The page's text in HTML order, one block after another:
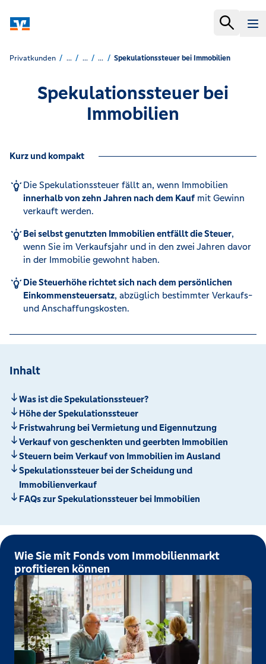
Privatkunden ... ... ... Spekulationssteuer bei Immobilien
Spekulationssteuer bei
Immobilien
Kurz und kompakt
Die Spekulationssteuer fällt an, wenn Immobilien
innerhalb von zehn Jahren nach dem Kaufmit Gewinn
verkauft werden.
Bei selbst genutzten Immobilien entfällt die Steuer,
wenn Sie im Verkaufsjahr und in den zwei Jahren davor
in der Immobilie gewohnt haben.
Die Steuerhöhe richtet sich nach dem persönlichen
Einkommensteuersatz, abzüglich bestimmter Verkaufs-
und Anschaffungskosten.
Inhalt
Was ist die Spekulationssteuer?
Höhe der Spekulationssteuer
Fristwahrung bei Vermietung und Eigennutzung
Verkauf von geschenkten und geerbten Immobilien
Steuern beim Verkauf von Immobilien im Ausland
Spekulationssteuer bei der Scheidung und
Immobilienverkauf
FAQs zur Spekulationssteuer bei Immobilien
Wie Sie mit Fonds vom Immobilienmarkt
profitieren können